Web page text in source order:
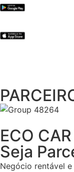
ECO
Seja
Negócio rentável e